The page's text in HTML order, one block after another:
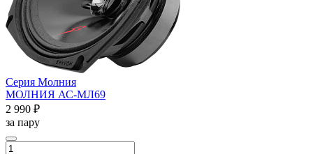
Серия Молния
МОЛНИЯ АС-МЛ69
2 990 ₽
за пару